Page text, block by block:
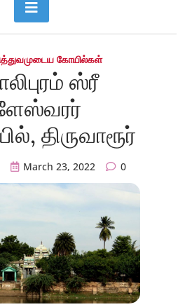
கோயில்கள்
ஸ்ரீ
திருவாரூர்
March 23, 2022 0